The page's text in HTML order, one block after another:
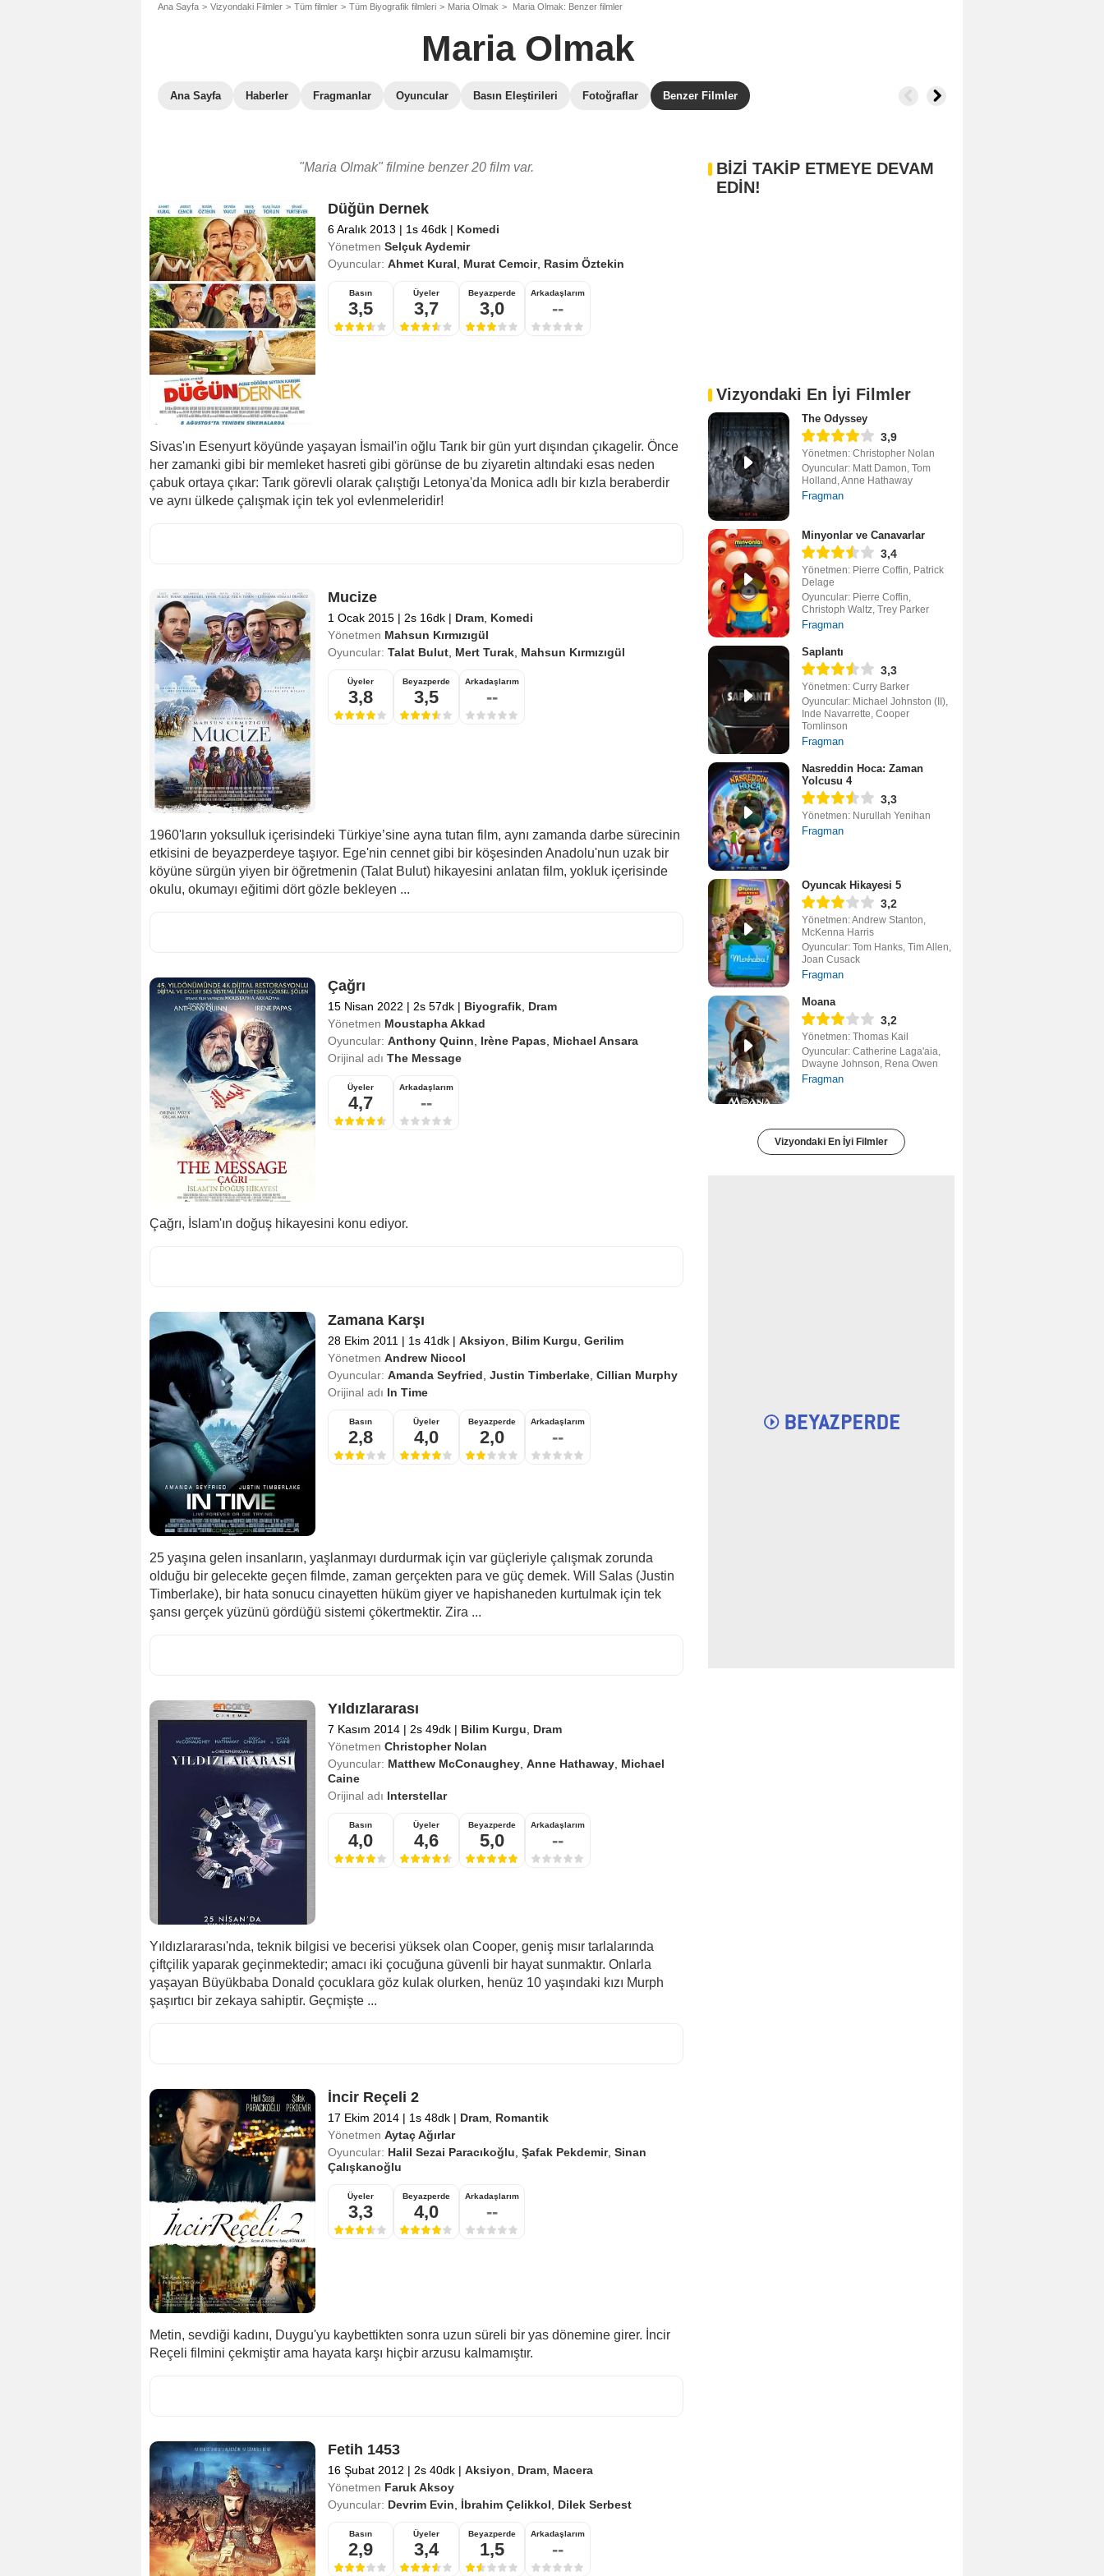
Ana Sayfa Vizyondaki Filmler Tüm filmler Tüm Biyografik filmleri Maria Olmak Maria Olmak: Benzer filmler
Maria Olmak
Ana Sayfa Haberler Fragmanlar Oyuncular Basın Eleştirileri Fotoğraflar Benzer Filmler
"Maria Olmak" filmine benzer 20 film var.
Düğün Dernek
6 Aralık 2013 | 1s 46dk | Komedi
Yönetmen Selçuk Aydemir
Oyuncular: Ahmet Kural Murat Cemcir, Rasim Öztekin
Basın
3,5
Üyeler
3,7
Beyazperde
3,0
Arkadaşlarım
--
Sivas'ın Esenyurt köyünde yaşayan İsmail'in oğlu Tarık bir gün yurt dışından çıkagelir. Önce
her zamanki gibi bir memleket hasreti gibi görünse de bu ziyaretin altındaki esas neden
çabuk ortaya çıkar: Tarık görevli olarak çalıştığı Letonya'da Monica adlı bir kızla beraberdir
ve aynı ülkede çalışmak için tek yol evlenmeleridir!
Mucize
1 Ocak 2015 | 2s 16dk | Dram, Komedi
Yönetmen Mahsun Kırmızıgül
Oyuncular: Talat Bulut, Mert Turak, Mahsun Kırmızıgül
Üyeler
3,8
Beyazperde
3,5
Arkadaşlarım
--
1960'ların yoksulluk içerisindeki Türkiye’sine ayna tutan film, aynı zamanda darbe sürecinin
etkisini de beyazperdeye taşıyor. Ege'nin cennet gibi bir köşesinden Anadolu'nun uzak bir
köyüne sürgün yiyen bir öğretmenin (Talat Bulut) hikayesini anlatan film, yokluk içerisinde
okulu, okumayı eğitimi dört gözle bekleyen ...
Çağrı
15 Nisan 2022 | 2s 57dk | Biyografik, Dram
Yönetmen Moustapha Akkad
Oyuncular: Anthony Quinn Irène Papas
Michael Ansara
Orijinal adı The Message
Üyeler
4,7
Arkadaşlarım
--
Çağrı, İslam'ın doğuş hikayesini konu ediyor.
Zamana Karşı
28 Ekim 2011 | 1s 41dk | Aksiyon Bilim Kurgu Gerilim
Yönetmen Andrew Niccol
Oyuncular: Amanda Seyfried Justin Timberlake, Cillian Murphy
Orijinal adı In Time
Basın
2,8
Üyeler
4,0
Beyazperde
2,0
Arkadaşlarım
--
25 yaşına gelen insanların, yaşlanmayı durdurmak için var güçleriyle çalışmak zorunda
olduğu bir gelecekte geçen filmde, zaman gerçekten para ve güç demek. Will Salas (Justin
Timberlake), bir hata sonucu cinayetten hüküm giyer ve hapishaneden kurtulmak için tek
şansı gerçek yüzünü gördüğü sistemi çökertmektir. Zira ...
Yıldızlararası
7 Kasım 2014 | 2s 49dk | Bilim Kurgu
Dram
Yönetmen Christopher Nolan
Oyuncular: Matthew McConaughey, Anne Hathaway, Michael
Caine
Orijinal adı Interstellar
Basın
4,0
Üyeler
4,6
Beyazperde
5,0
Arkadaşlarım
--
Yıldızlararası'nda, teknik bilgisi ve becerisi yüksek olan Cooper, geniş mısır tarlalarında
çiftçilik yaparak geçinmektedir; amacı iki çocuğuna güvenli bir hayat sunmaktır. Onlarla
yaşayan Büyükbaba Donald çocuklara göz kulak olurken, henüz 10 yaşındaki kızı Murph
şaşırtıcı bir zekaya sahiptir. Geçmişte ...
İncir Reçeli 2
17 Ekim 2014 | 1s 48dk | Dram, Romantik
Yönetmen Aytaç Ağırlar
Oyuncular: Halil Sezai Paracıkoğlu Şafak Pekdemir, Sinan
Çalışkanoğlu
Üyeler
3,3
Beyazperde
4,0
Arkadaşlarım
--
Metin, sevdiği kadını, Duygu'yu kaybettikten sonra uzun süreli bir yas dönemine girer. İncir
Reçeli filmini çekmiştir ama hayata karşı hiçbir arzusu kalmamıştır.
Fetih 1453
16 Şubat 2012 | 2s 40dk | Aksiyon Dram, Macera
Yönetmen Faruk Aksoy
Oyuncular: Devrim Evin İbrahim Çelikkol Dilek Serbest
Basın
2,9
Üyeler
3,4
Beyazperde
1,5
Arkadaşlarım
--
BİZİ TAKİP ETMEYE DEVAM
EDİN!
Vizyondaki En İyi Filmler
The Odyssey
3,9
Yönetmen: Christopher Nolan
Oyuncular: Matt Damon, Tom
Holland, Anne Hathaway
Fragman
Minyonlar ve Canavarlar
3,4
Yönetmen: Pierre Coffin, Patrick
Delage
Oyuncular: Pierre Coffin,
Christoph Waltz, Trey Parker
Fragman
Saplantı
3,3
Yönetmen: Curry Barker
Oyuncular: Michael Johnston (II),
Inde Navarrette, Cooper
Tomlinson
Fragman
Nasreddin Hoca: Zaman
Yolcusu 4
3,3
Yönetmen: Nurullah Yenihan
Fragman
Oyuncak Hikayesi 5
3,2
Yönetmen: Andrew Stanton,
McKenna Harris
Oyuncular: Tom Hanks, Tim Allen,
Joan Cusack
Fragman
Moana
3,2
Yönetmen: Thomas Kail
Oyuncular: Catherine Laga'aia,
Dwayne Johnson, Rena Owen
Fragman
Vizyondaki En İyi Filmler